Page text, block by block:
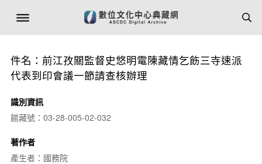
件名：前江孜關監督史悠明電陳藏情乞飭三寺速派
代表到印會議一節請查核辦理
識別資訊
館藏號：03-28-005-02-032
著作者
產生者：國務院